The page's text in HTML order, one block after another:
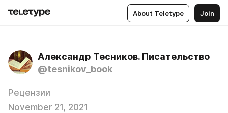
About Teletype Join
Александр Тесников. Писательство
@tesnikov_book
Рецензии
November 21, 2021